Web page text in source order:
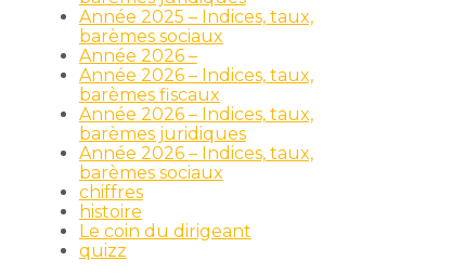
Année 2025 – Indices, taux,
barèmes sociaux
Année 2026 –
Année 2026 – Indices, taux,
barèmes fiscaux
Année 2026 – Indices, taux,
barèmes juridiques
Année 2026 – Indices, taux,
barèmes sociaux
chiffres
histoire
Le coin du dirigeant
quizz